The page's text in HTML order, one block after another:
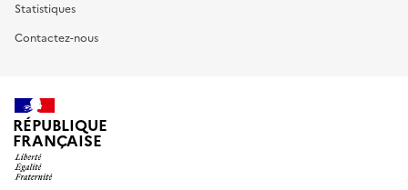
Statistiques
Contactez-nous
RÉPUBLIQUE
FRANÇAISE